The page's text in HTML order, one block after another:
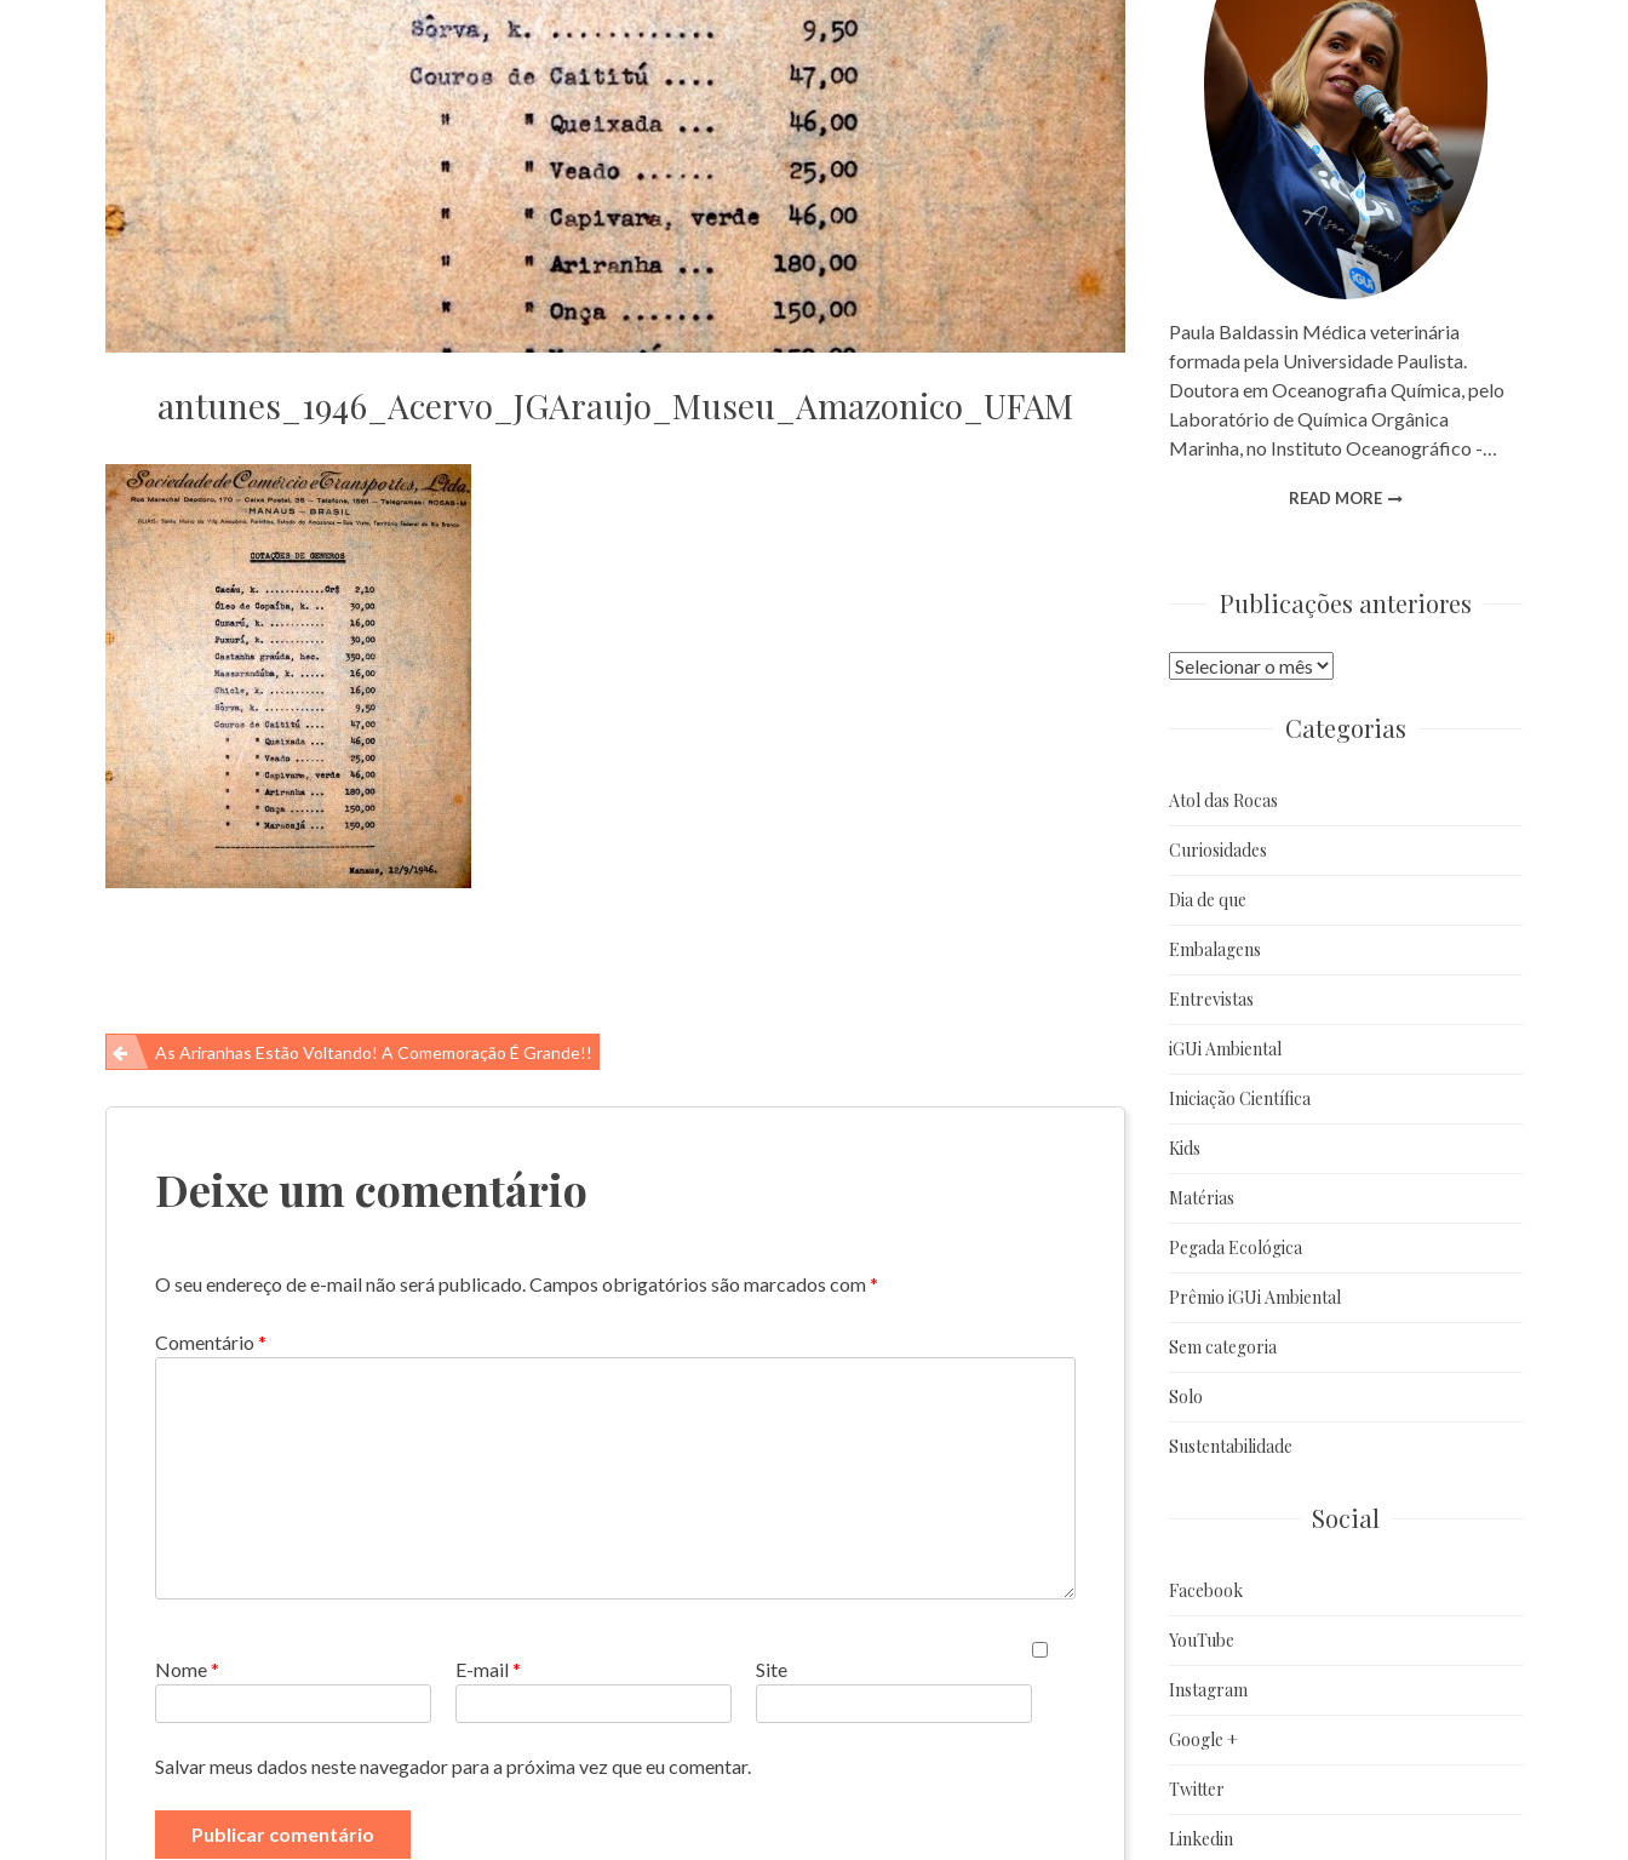
antunes_1946_Acervo_JGAraujo_Museu_Amazonico_UFAM
Navegação
de
As Ariranhas Estão Voltando! A Comemoração É Grande!!
Deixe um comentário
O seu endereço de e-mail não será publicado.Campos obrigatórios são marcados com*
Comentário *
Nome* E-mail* Site
Salvar meus dados neste navegador para a próxima vez que eu comentar.
Paula Baldassin Médica veterinária
formada pela Universidade Paulista.
Doutora em Oceanografia Química, pelo
Laboratório de Química Orgânica
Marinha, no Instituto Oceanográfico -…
READ MORE
Publicações anteriores
Publicações
Categorias
Atol das Rocas
Curiosidades
Dia de que
Embalagens
Entrevistas
iGUi Ambiental
Iniciação Científica
Kids
Matérias
Pegada Ecológica
Prêmio iGUi Ambiental
Sem categoria
Solo
Sustentabilidade
Social
Facebook
YouTube
Instagram
Google +
Twitter
Linkedin